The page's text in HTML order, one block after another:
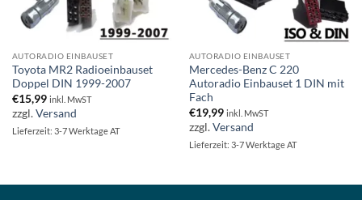
AUTORADIO EINBAUSET
Toyota MR2 Radioeinbauset
Doppel DIN 1999-2007
€15,99 inkl. MwST
zzgl.Versand
Lieferzeit: 3-7 Werktage AT
AUTORADIO EINBAUSET
Mercedes-Benz C 220
Autoradio Einbauset 1 DIN mit
Fach
€19,99 inkl. MwST
zzgl.Versand
Lieferzeit: 3-7 Werktage AT